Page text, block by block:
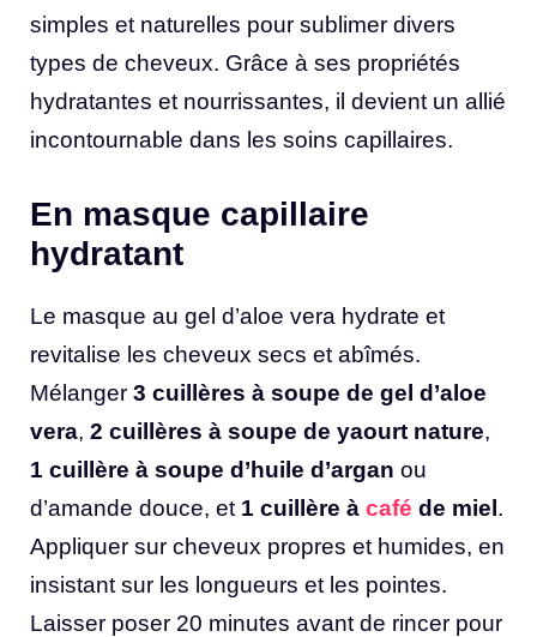
simples et naturelles pour sublimer divers
types de cheveux. Grâce à ses propriétés
hydratantes et nourrissantes, il devient un allié
incontournable dans les soins capillaires.
En masque capillaire
hydratant
Le masque au gel d’aloe vera hydrate et
revitalise les cheveux secs et abîmés.
Mélanger 3 cuillères à soupe de gel d’aloe
vera, 2 cuillères à soupe de yaourt nature,
1 cuillère à soupe d’huile d’argan ou
d’amande douce, et 1 cuillère à café de miel.
Appliquer sur cheveux propres et humides, en
insistant sur les longueurs et les pointes.
Laisser poser 20 minutes avant de rincer pour